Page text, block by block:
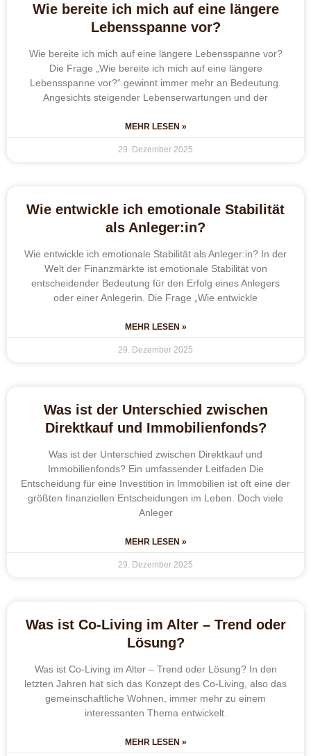
Wie bereite ich mich auf eine längere
Lebensspanne vor?
Wie bereite ich mich auf eine längere Lebensspanne vor?
Die Frage „Wie bereite ich mich auf eine längere
Lebensspanne vor?“ gewinnt immer mehr an Bedeutung.
Angesichts steigender Lebenserwartungen und der
MEHR LESEN »
29. Dezember 2025
Wie entwickle ich emotionale Stabilität
als Anleger:in?
Wie entwickle ich emotionale Stabilität als Anleger:in? In der
Welt der Finanzmärkte ist emotionale Stabilität von
entscheidender Bedeutung für den Erfolg eines Anlegers
oder einer Anlegerin. Die Frage „Wie entwickle
MEHR LESEN »
29. Dezember 2025
Was ist der Unterschied zwischen
Direktkauf und Immobilienfonds?
Was ist der Unterschied zwischen Direktkauf und
Immobilienfonds? Ein umfassender Leitfaden Die
Entscheidung für eine Investition in Immobilien ist oft eine der
größten finanziellen Entscheidungen im Leben. Doch viele
Anleger
MEHR LESEN »
29. Dezember 2025
Was ist Co-Living im Alter – Trend oder
Lösung?
Was ist Co-Living im Alter – Trend oder Lösung? In den
letzten Jahren hat sich das Konzept des Co-Living, also das
gemeinschaftliche Wohnen, immer mehr zu einem
interessanten Thema entwickelt.
MEHR LESEN »